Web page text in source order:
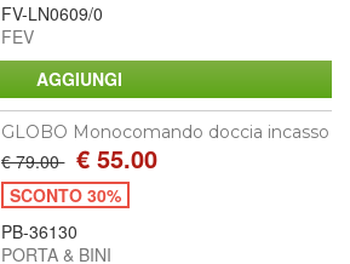
FV-LN0609/0
FEV
GLOBO Monocomando doccia incasso
€ 79.00 € 55.00
SCONTO 30%
PB-36130
PORTA & BINI